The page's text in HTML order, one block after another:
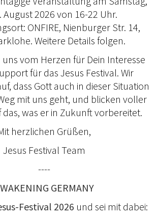
August 2026 von 16-22 Uhr.
ONFIRE, Nienburger Str. 14,
Weitere Details folgen.
vom Herzen für Dein Interesse
für das Jesus Festival. Wir
dass Gott auch in dieser Situation
mit uns geht, und blicken voller
was er in Zukunft vorbereitet.
herzlichen Grüßen,
Jesus Festival Team
----
GERMANY
Festival 2026 und sei mit dabei: